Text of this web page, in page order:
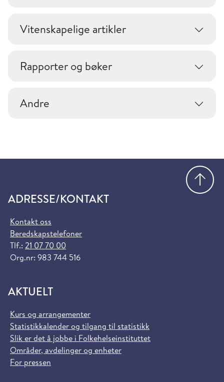
Vitenskapelige artikler
Rapporter og bøker
Andre
ADRESSE/KONTAKT
Kontakt oss
Beredskapstelefoner
Tlf.: 21 07 70 00
Org.nr: 983 744 516
AKTUELT
Kurs og arrangementer
Statistikkalender og tilgang til statistikk
Slik er det å jobbe i Folkehelseinstituttet
Områder, avdelinger og enheter
For pressen